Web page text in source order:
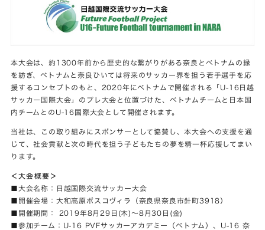
本大会は、約1300年前から歴史的な繋がりがある奈良とベトナムの縁
を紡ぎ、ベトナムと奈良ひいては将来のサッカー界を担う若手選手を応
援するコンセプトのもと、2020年にベトナムで開催される「U-16日越
サッカー国際大会」のプレ大会と位置づけた、ベトナムチームと日本国
内チームとのU-16国際大会として開催されます。
当社は、この取り組みにスポンサーとして協賛し、本大会への支援を通
じて、社会貢献と次の時代を担う子どもたちの夢を精一杯応援してまい
ります。
＜大会概要＞
■大会名称：日越国際交流サッカー大会
■開催会場：大和高原ボスコヴィラ（奈良県奈良市針町3918）
■開催期間： 2019年8月29日(木)～8月30日(金)
■参加チーム：U-16 PVFサッカーアカデミー（ベトナム）、U-16 奈